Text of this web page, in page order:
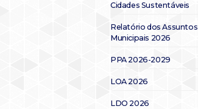
Cidades Sustentáveis
Relatório dos Assuntos
Municipais 2026
PPA 2026-2029
LOA 2026
LDO 2026